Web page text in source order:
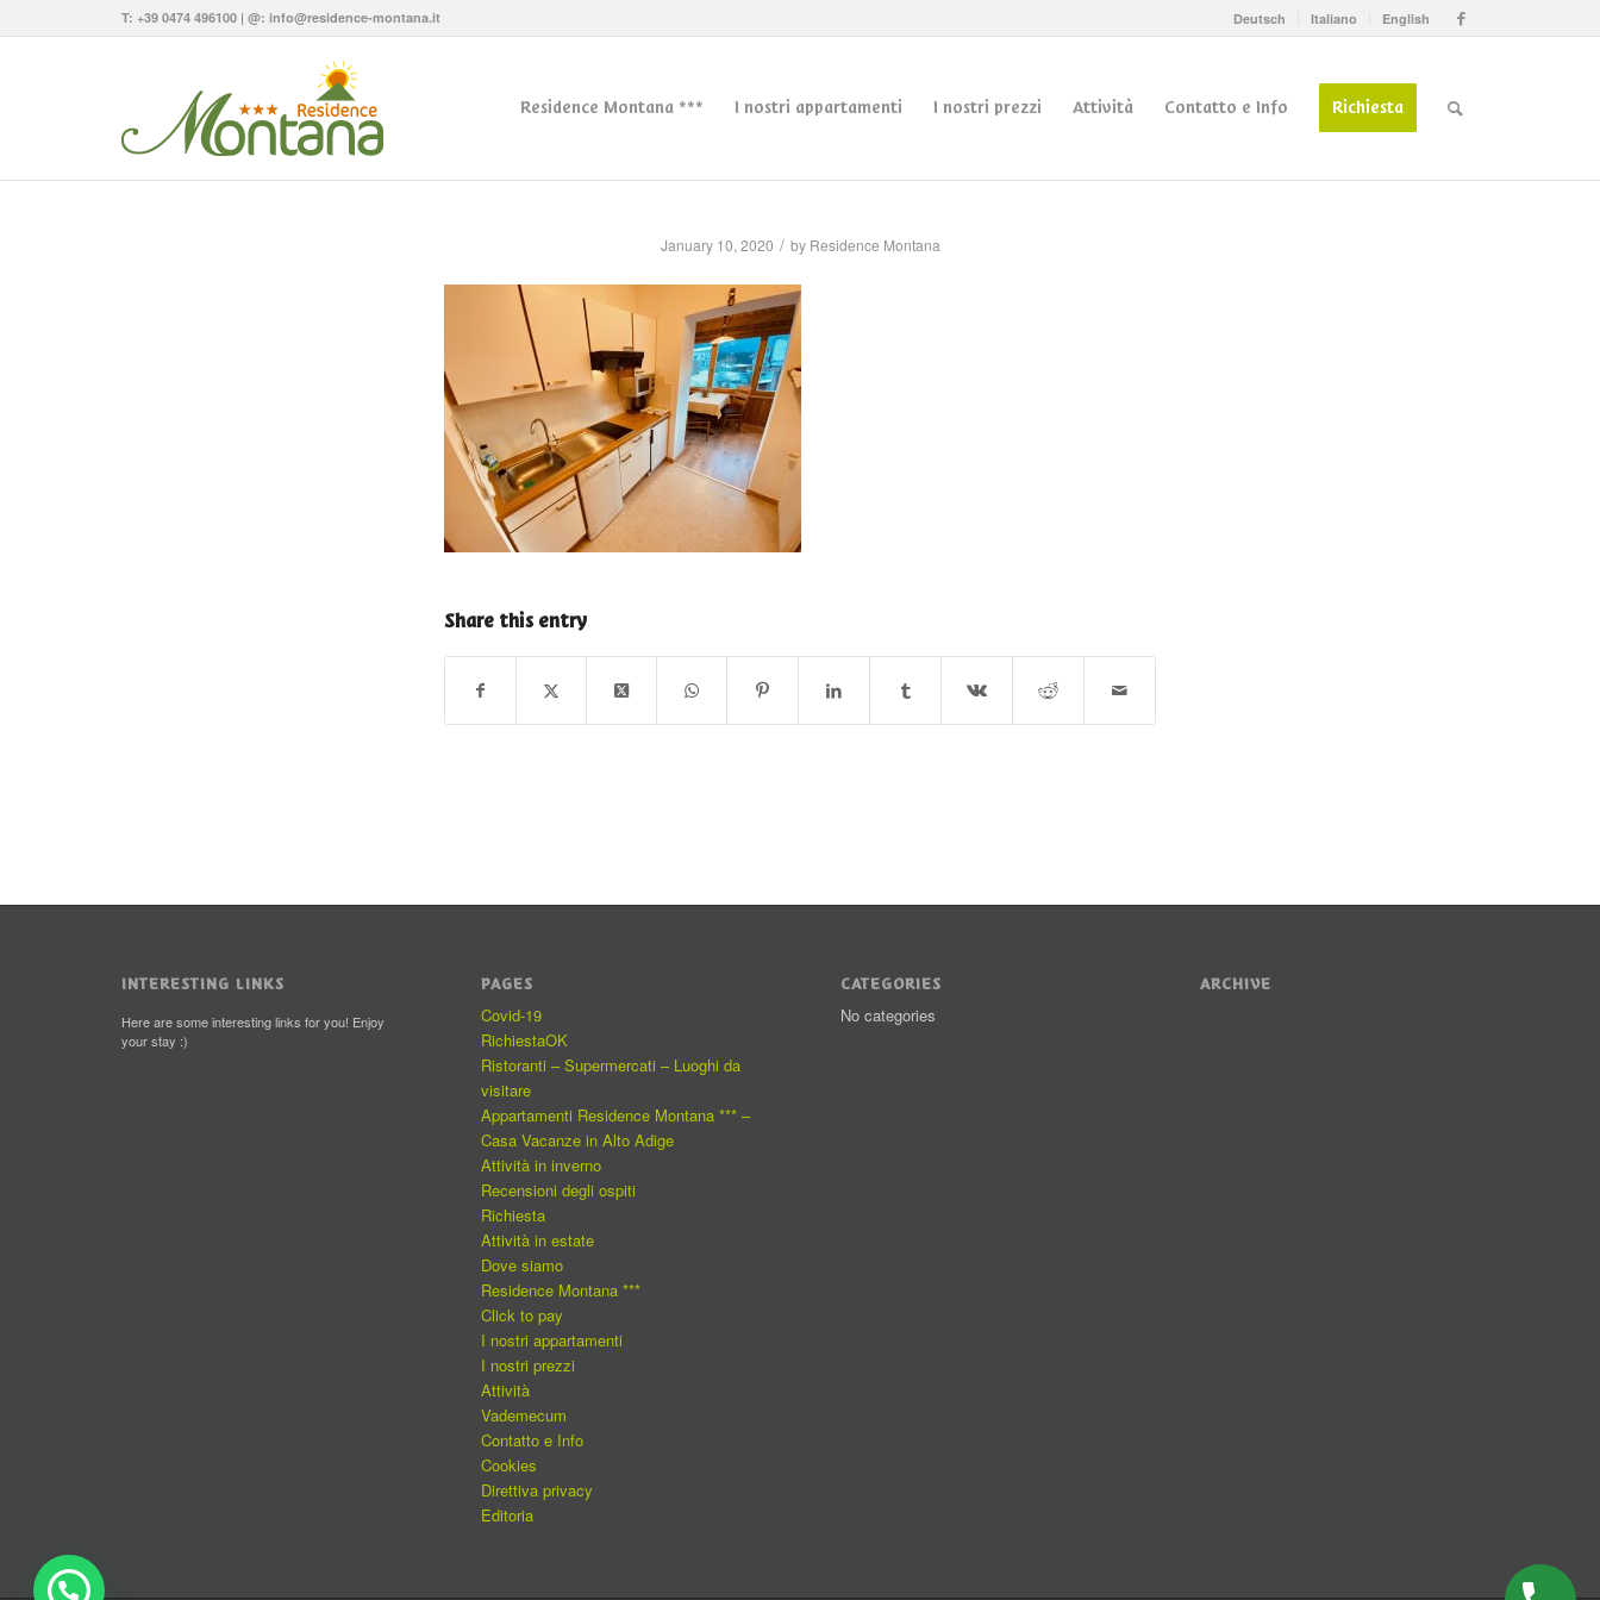
Deutsch Italiano English
T: +39 0474 496100 | @: info@residence-montana.it
Residence Montana *** I nostri appartamenti I nostri prezzi Attività Contatto e Info Richiesta
January 10, 2020 / by Residence Montana
Share this entry
INTERESTING LINKS
Here are some interesting links for you! Enjoy
your stay :)
PAGES
Covid-19
RichiestaOK
Ristoranti – Supermercati – Luoghi da
visitare
Appartamenti Residence Montana *** –
Casa Vacanze in Alto Adige
Attività in inverno
Recensioni degli ospiti
Richiesta
Attività in estate
Dove siamo
Residence Montana ***
Click to pay
I nostri appartamenti
I nostri prezzi
Attività
Vademecum
Contatto e Info
Cookies
Direttiva privacy
Editoria
CATEGORIES
No categories
ARCHIVE